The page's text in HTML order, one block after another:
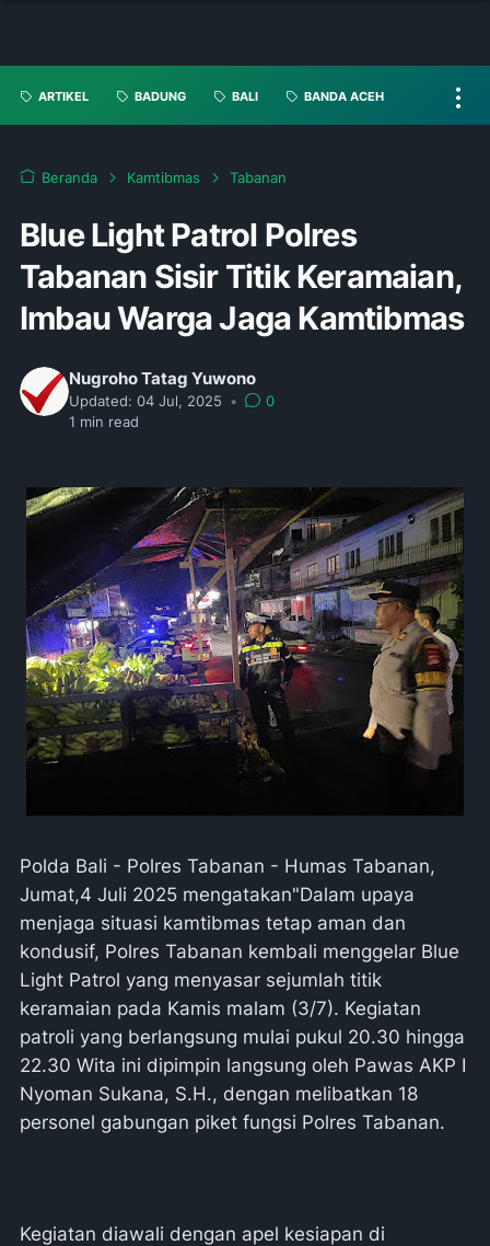
ARTIKEL BADUNG BALI BANDA ACEH
Beranda Kamtibmas Tabanan
Blue Light Patrol Polres
Tabanan Sisir Titik Keramaian,
Imbau Warga Jaga Kamtibmas
Nugroho Tatag Yuwono
Updated: 04 Jul, 2025 •
0
1 min read
Polda Bali - Polres Tabanan - Humas Tabanan,
Jumat,4 Juli 2025 mengatakan"Dalam upaya
menjaga situasi kamtibmas tetap aman dan
kondusif, Polres Tabanan kembali menggelar Blue
Light Patrol yang menyasar sejumlah titik
keramaian pada Kamis malam (3/7). Kegiatan
patroli yang berlangsung mulai pukul 20.30 hingga
22.30 Wita ini dipimpin langsung oleh Pawas AKP I
Nyoman Sukana, S.H., dengan melibatkan 18
personel gabungan piket fungsi Polres Tabanan.
Kegiatan diawali dengan apel kesiapan di